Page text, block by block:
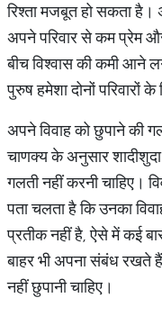
रिश्ता मजबूत हो सकता है।
अपने परिवार से कम प्रेम
बीच विश्वास की कमी आने
पुरुष हमेशा दोनों परिवारों
अपने विवाह को छुपाने की
चाणक्य के अनुसार शादीशुदा
गलती नहीं करनी चाहिए।
पता चलता है कि उनका
प्रतीक नहीं है, ऐसे में कई
बाहर भी अपना संबंध रखते
नहीं छुपानी चाहिए।